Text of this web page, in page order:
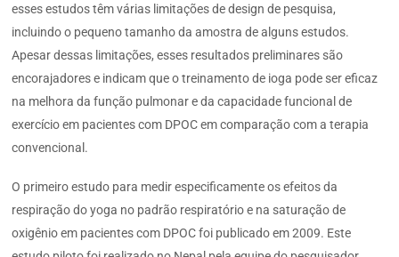
esses estudos têm várias limitações de design de pesquisa,
incluindo o pequeno tamanho da amostra de alguns estudos.
Apesar dessas limitações, esses resultados preliminares são
encorajadores e indicam que o treinamento de ioga pode ser eficaz
na melhora da função pulmonar e da capacidade funcional de
exercício em pacientes com DPOC em comparação com a terapia
convencional.
O primeiro estudo para medir especificamente os efeitos da
respiração do yoga no padrão respiratório e na saturação de
oxigênio em pacientes com DPOC foi publicado em 2009. Este